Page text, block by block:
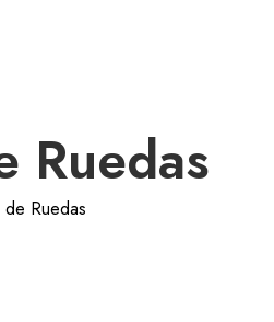
Ruedas
Ruedas